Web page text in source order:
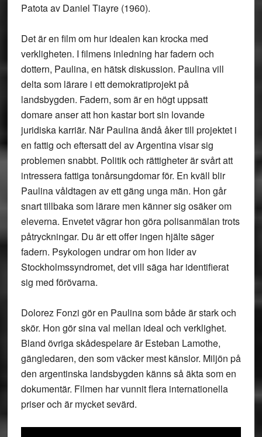
Patota av Daniel Tiayre (1960).
Det är en film om hur idealen kan krocka med
verkligheten. I filmens inledning har fadern och
dottern, Paulina, en hätsk diskussion. Paulina vill
delta som lärare i ett demokratiprojekt på
landsbygden. Fadern, som är en högt uppsatt
domare anser att hon kastar bort sin lovande
juridiska karriär. När Paulina ändå åker till projektet i
en fattig och eftersatt del av Argentina visar sig
problemen snabbt. Politik och rättigheter är svårt att
intressera fattiga tonårsungdomar för. En kväll blir
Paulina våldtagen av ett gäng unga män. Hon går
snart tillbaka som lärare men känner sig osäker om
eleverna. Envetet vägrar hon göra polisanmälan trots
påtryckningar. Du är ett offer ingen hjälte säger
fadern. Psykologen undrar om hon lider av
Stockholmssyndromet, det vill säga har identifierat
sig med förövarna.
Dolorez Fonzi gör en Paulina som både är stark och
skör. Hon gör sina val mellan ideal och verklighet.
Bland övriga skådespelare är Esteban Lamothe,
gängledaren, den som väcker mest känslor. Miljön på
den argentinska landsbygden känns så äkta som en
dokumentär. Filmen har vunnit flera internationella
priser och är mycket sevärd.